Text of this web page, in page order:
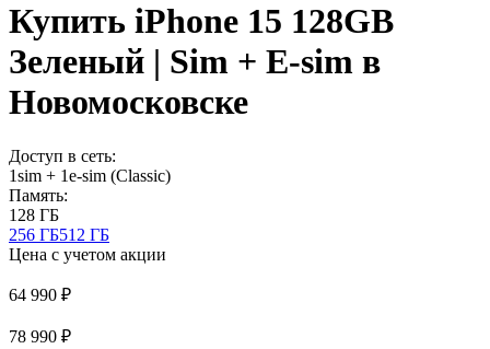
Купить iPhone 15 128GB
Зеленый | Sim + E-sim в
Новомосковске
Доступ в сеть:
1sim + 1e-sim (Classic)
Память:
128 ГБ
256 ГБ512 ГБ
Цена с учетом акции
64 990 ₽
78 990 ₽